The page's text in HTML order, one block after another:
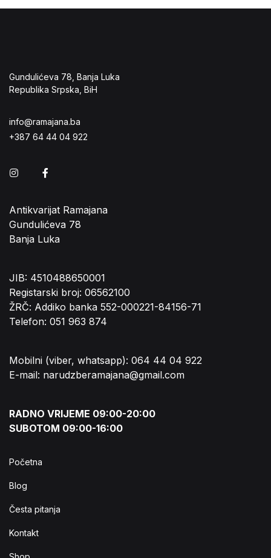
Gundulićeva 78, Banja Luka
Republika Srpska, BiH
info@ramajana.ba
+387 64 44 04 922
Instagram
Antikvarijat Ramajana
Gundulićeva 78
Banja Luka
JIB: 4510488650001
Registarski broj: 06562100
ŽRČ: Addiko banka 552-000221-84156-71
Telefon: 051 963 874
Mobilni (viber, whatsapp): 064 44 04 922
E-mail: narudzberamajana@gmail.com
RADNO VRIJEME 09:00-20:00
SUBOTOM 09:00-16:00
Početna
Blog
Česta pitanja
Kontakt